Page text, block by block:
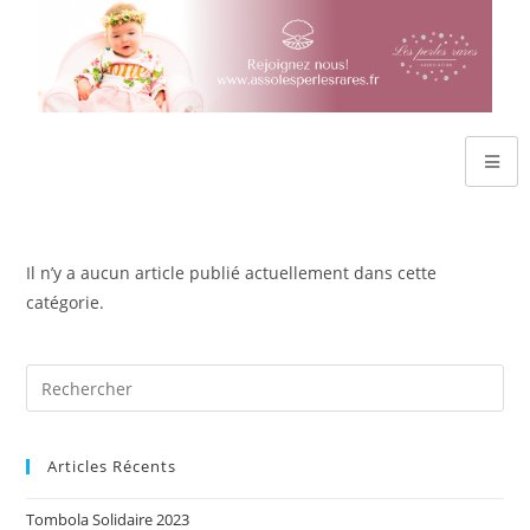
Il n’y a aucun article publié actuellement dans cette
catégorie.
Articles Récents
Tombola Solidaire 2023